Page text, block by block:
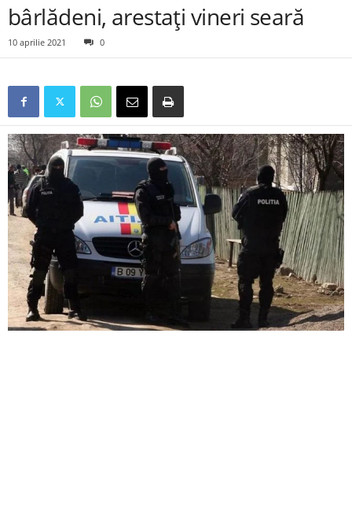
bârlădeni, arestați vineri seară
10 aprilie 2021 0